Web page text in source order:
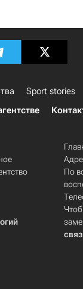
Sport stories
По